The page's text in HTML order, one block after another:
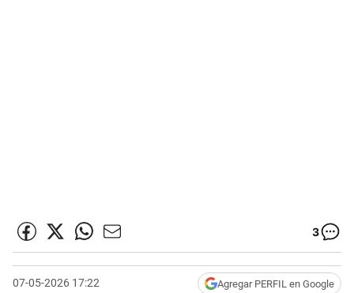
3
07-05-2026 17:22 Agregar PERFIL en Google